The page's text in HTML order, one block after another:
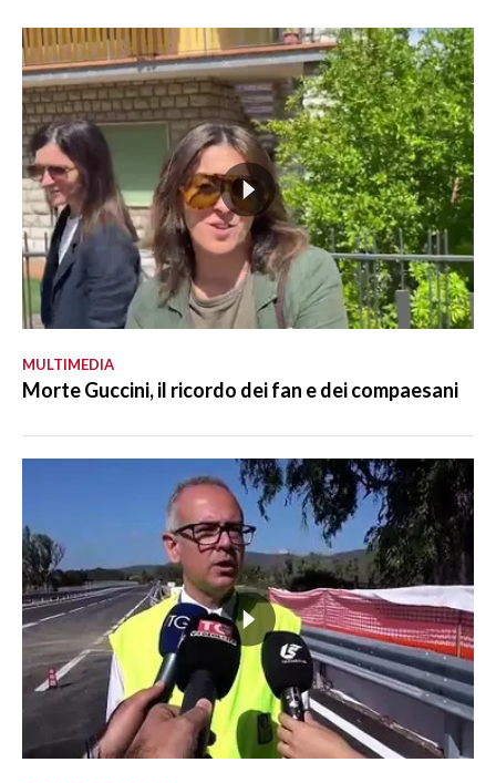
MULTIMEDIA
Morte Guccini, il ricordo dei fan e dei compaesani